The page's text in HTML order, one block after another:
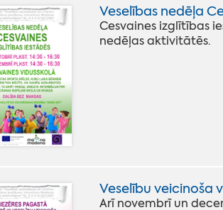
Veselības nedēļa
Cesvaines izglītības
nedēļas aktivitātēs.
Veselību veicinoša
Arī novembrī un